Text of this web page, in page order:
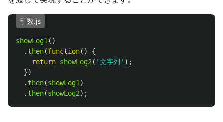
引数.js
showLog1 ()
. then(function()
{
return showLog2 ( '文字列 ' );
})
. then(showLog1 )
. then(showLog2);